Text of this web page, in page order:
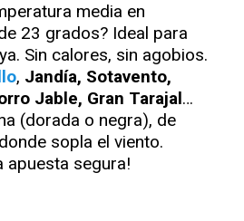
media en
23 grados? Ideal para
Sin calores, sin agobios.
, Jandía, Sotavento,
Jable, Gran Tarajal…
(dorada o negra), de
sopla el viento.
apuesta segura!